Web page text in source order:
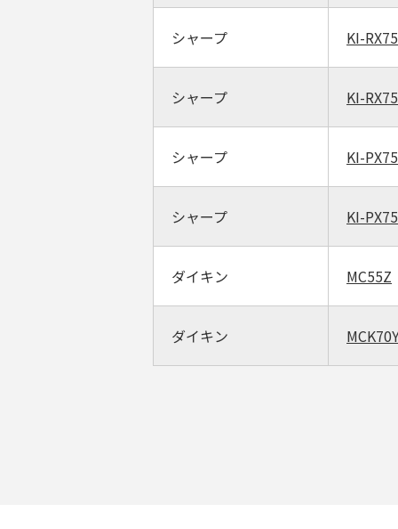
シャープ KI-
シャープ KI-
シャープ KI-
シャープ KI-
ダイキン MC55Z
ダイキン